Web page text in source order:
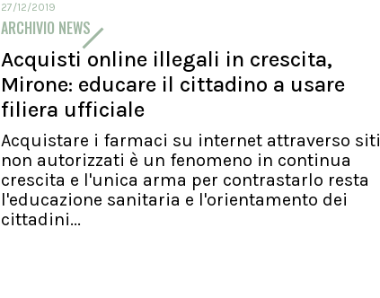
27/12/2019
ARCHIVIO NEWS
Acquisti online illegali in crescita,
Mirone: educare il cittadino a usare
filiera ufficiale
Acquistare i farmaci su internet attraverso siti
non autorizzati è un fenomeno in continua
crescita e l'unica arma per contrastarlo resta
l'educazione sanitaria e l'orientamento dei
cittadini...